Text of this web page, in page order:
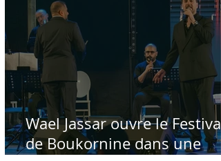
Wael Jassar ouvre le Festival
de Boukornine dans une